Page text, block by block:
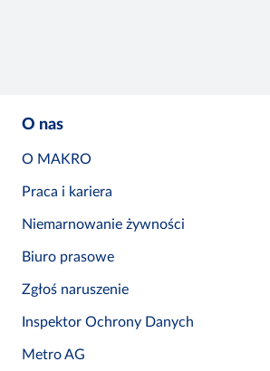
O nas
O MAKRO
Praca i kariera
Niemarnowanie żywności
Biuro prasowe
Zgłoś naruszenie
Inspektor Ochrony Danych
Metro AG